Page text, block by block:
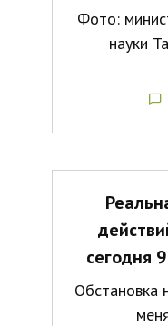
Фото:
науки
сегодня
Обстановка